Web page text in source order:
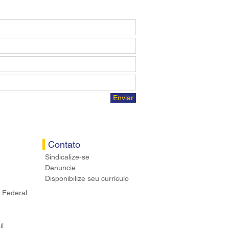
Enviar
Federal
Contato
Sindicalize-se
Denuncie
Disponibilize seu currículo